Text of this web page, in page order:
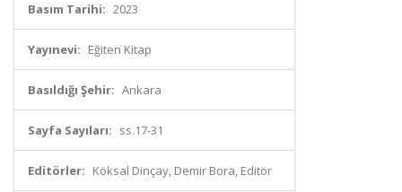
Basım Tarihi: 2023
Yayınevi: Eğiten Kitap
Basıldığı Şehir: Ankara
Sayfa Sayıları: ss.17-31
Editörler: Köksal Dinçay, Demir Bora, Editör